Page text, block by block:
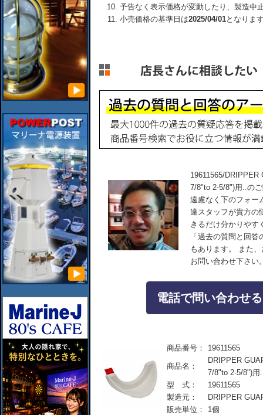
予告なく表示価格が変動したり、製造中
小売価格の基準日は2025/04/01となりま
19611565/DRIPPER
7/8"to 2-5/8")用..の
遠慮なく下のフォー
達スタッフが貴方の
きるだけ分かりやす
「過去の質問と回
もあります。 また
お問い合わせ下さい
電話で問い合わせ
商品番号： 19611565
商品名：
DRIPPER
7/8"to 2-5/8")用
型 式：
19611565
製造元：
DRIPPER
販売単位：
1個